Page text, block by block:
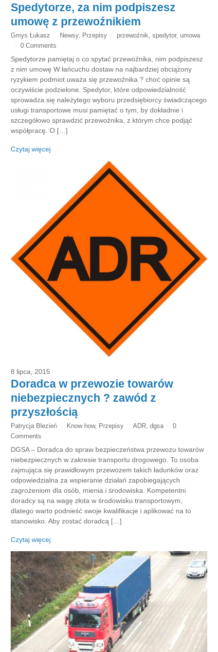
Spedytorze, za nim podpiszesz
umowę z przewoźnikiem
Gmys Łukasz Newsy, Przepisy przewoźnik spedytor, umowa
0 Comments
Spedytorze pamiętaj o co spytać przewoźnika, nim podpiszesz
z nim umowę W łańcuchu dostaw na najbardziej obciążony
ryzykiem podmiot uważa się przewoźnika ? choć opinie są
oczywiście podzielone. Spedytor, które odpowiedzialność
sprowadza się należytego wyboru przedsiębiorcy świadczącego
usługi transportowe musi pamiętać o tym, by dokładnie i
szczegółowo sprawdzić przewoźnika, z którym chce podjąć
współpracę. O […]
Czytaj więcej
8 lipca, 2015
Doradca w przewozie towarów
niebezpiecznych ? zawód z
przyszłością
Patrycja Blezień Know how, Przepisy ADR, dgsa
0
Comments
DGSA – Doradca do spraw bezpieczeństwa przewozu towarów
niebezpiecznych w zakresie transportu drogowego. To osoba
zajmująca się prawidłowym przewozem takich ładunków oraz
odpowiedzialna za wspieranie działań zapobiegających
zagrożeniom dla osób, mienia i środowiska. Kompetentni
doradcy są na wagę złota w środowisku transportowym,
dlatego warto podnieść swoje kwalifikacje i aplikować na to
stanowisko. Aby zostać doradcą […]
Czytaj więcej